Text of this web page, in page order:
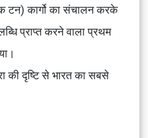
टन) कार्गो का संचालन करके
प्राप्त करने वाला प्रथम
की दृष्टि से भारत का सबसे